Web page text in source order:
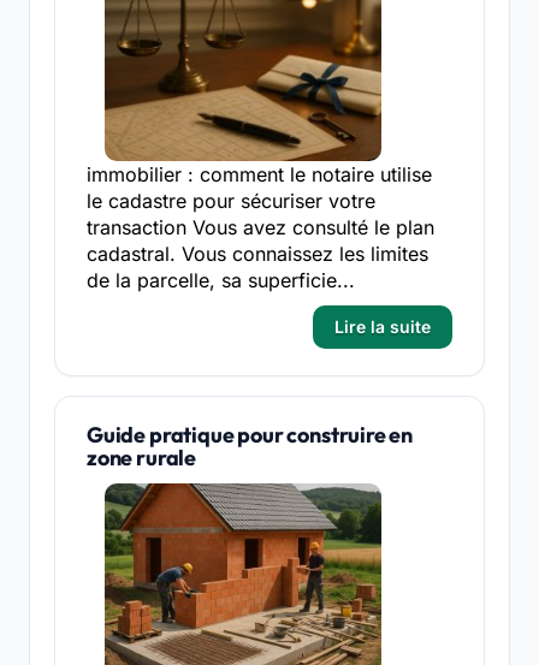
immobilier : comment le notaire utilise
le cadastre pour sécuriser votre
transaction Vous avez consulté le plan
cadastral. Vous connaissez les limites
de la parcelle, sa superficie...
Lire la suite
Guide pratique pour construire en
zone rurale